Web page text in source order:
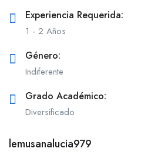
Experiencia Requerida:
1 - 2 Años
Género:
Indiferente
Grado Académico:
Diversificado
lemusanalucia979